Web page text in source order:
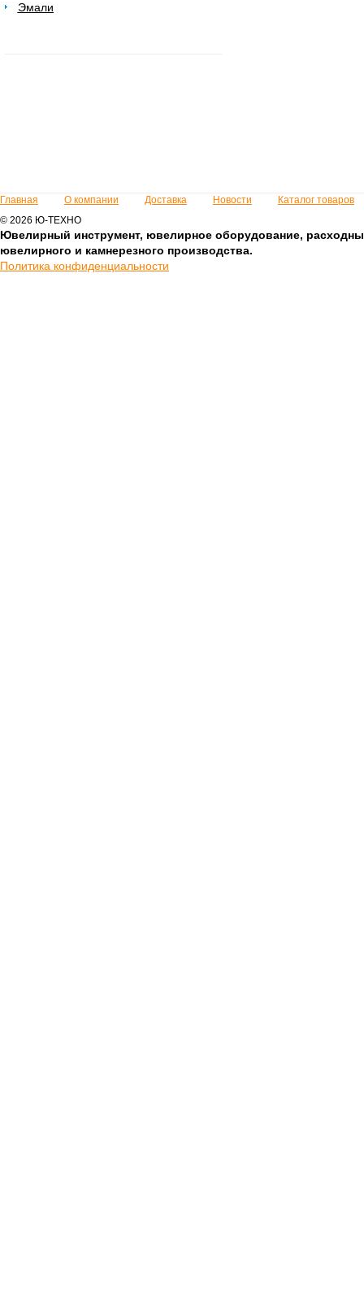
Эмали
Главная О компании Доставка Новости
Каталог товаров
© 2026 Ю-ТЕХНО
Ювелирный инструмент, ювелирное оборудование,
ювелирного и камнерезного производства.
Политика конфиденциальности